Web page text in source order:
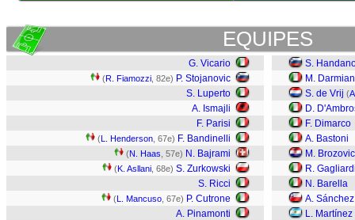
EQUIPES
G. Vicario
(R. Fiamozzi , 82e) P. Stojanovic
S. Luperto
A. Ismajli
F. Parisi
(L. Henderson , 67e) F. Bandinelli
(N. Haas , 57e) N. Bajrami
(K. Asllani , 68e) S. Zurkowski
S. Ricci
(L. Mancuso , 67e) P. Cutrone
A. Pinamonti
S.
M. Darmian
S. de Vrij (
D.
F. Dimarco
A. Bastoni
M. Brozovic
R.
N. Barella
A. Sánchez
L. Martínez